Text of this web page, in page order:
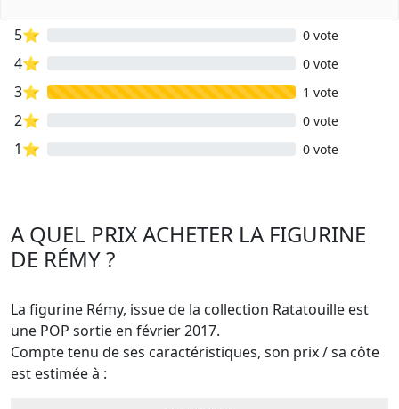
5⭐ 0 vote
4⭐ 0 vote
3⭐ 1 vote
2⭐ 0 vote
1⭐ 0 vote
A QUEL PRIX ACHETER LA FIGURINE
DE RÉMY ?
La figurine Rémy, issue de la collection Ratatouille est
une POP sortie en février 2017.
Compte tenu de ses caractéristiques, son prix / sa côte
est estimée à :